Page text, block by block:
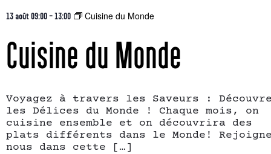
Cuisine du Monde
13 août 09:00-13:00 Cuisine du Monde
Voyagez à travers les Saveurs :
les Délices du Monde ! Chaque mois, on
cuisine ensemble et on découvrira des
plats différents dans le Monde!
nous dans cette […]